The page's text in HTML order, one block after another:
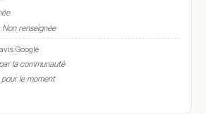
Non renseignée
Google
la communauté
le moment